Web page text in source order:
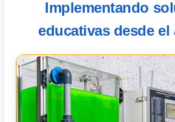
Implementando
educativas desde el